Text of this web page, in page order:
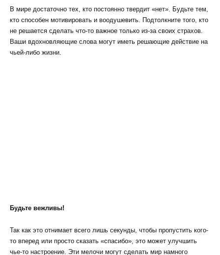
В мире достаточно тех, кто постоянно твердит «нет». Будьте тем,
кто способен мотивировать и воодушевить. Подтолкните того, кто
не решается сделать что-то важное только из-за своих страхов.
Ваши вдохновляющие слова могут иметь решающие действие на
чьей-либо жизни.
Будьте вежливы!
Так как это отнимает всего лишь секунды, чтобы пропустить кого-
то вперед или просто сказать «спасибо», это может улучшить
чье-то настроение. Эти мелочи могут сделать мир намного